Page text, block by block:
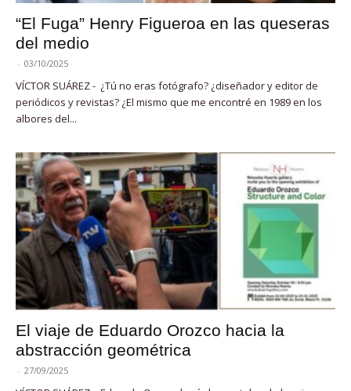
“El Fuga” Henry Figueroa en las queseras
del medio
- 03/10/2025
VÍCTOR SUÁREZ - ¿Tú no eras fotógrafo? ¿diseñador y editor de
periódicos y revistas? ¿El mismo que me encontré en 1989 en los
albores del...
El viaje de Eduardo Orozco hacia la
abstracción geométrica
- 27/09/2025